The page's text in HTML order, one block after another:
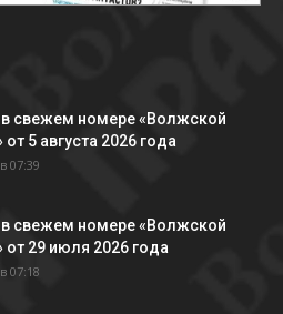
в свежем номере «Волжской
5 августа 2026 года
07:39
в свежем номере «Волжской
от 29 июля 2026 года
07:18